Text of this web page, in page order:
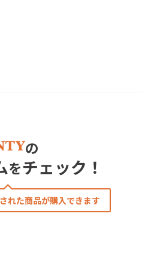
の
をチェック！
れた商品が購入できます